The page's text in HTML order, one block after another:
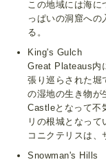
この地域には海に
っぱいの洞窟への
る。
King's Gulch
Great Plateaus内
張り巡らされた堀
の湿地の生き物が
Castleとなって不
リの根城となっ
コニクテリスは、
Snowman's Hills